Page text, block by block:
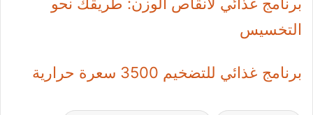
التخسيس
برنامج غذائي للتضخيم 3500 سعرة حرارية